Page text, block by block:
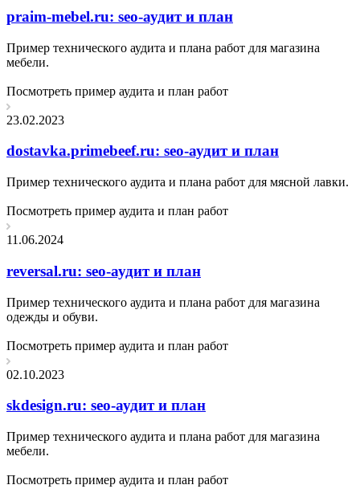
praim-mebel.ru: seo-аудит и план
Пример технического аудита и плана работ для магазина
мебели.
Посмотреть пример аудита и план работ
23.02.2023
dostavka.primebeef.ru: seo-аудит и план
Пример технического аудита и плана работ для мясной лавки.
Посмотреть пример аудита и план работ
11.06.2024
reversal.ru: seo-аудит и план
Пример технического аудита и плана работ для магазина
одежды и обуви.
Посмотреть пример аудита и план работ
02.10.2023
skdesign.ru: seo-аудит и план
Пример технического аудита и плана работ для магазина
мебели.
Посмотреть пример аудита и план работ